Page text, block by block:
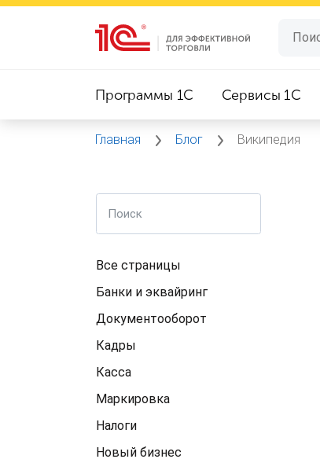
Программы 1C Сервисы 1C
Главная Блог Википедия
Все страницы
Банки и эквайринг
Документооборот
Кадры
Касса
Маркировка
Налоги
Новый бизнес